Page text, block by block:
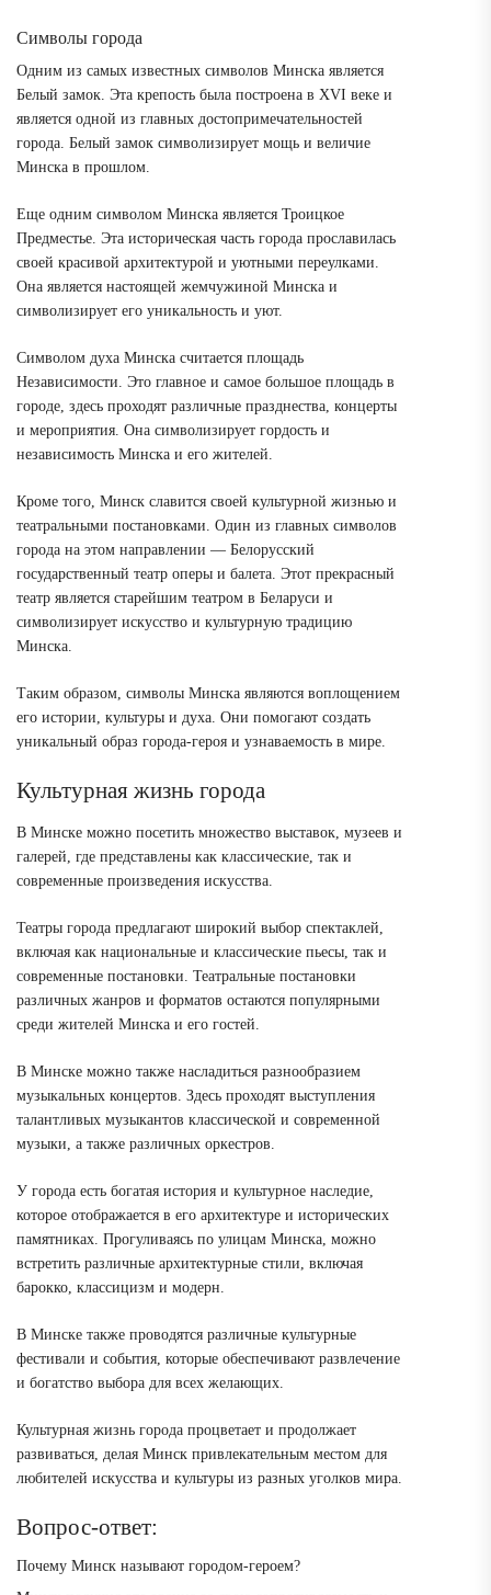
Символы города
Одним из самых известных символов Минска является
Белый замок. Эта крепость была построена в XVI веке и
является одной из главных достопримечательностей
города. Белый замок символизирует мощь и величие
Минска в прошлом.
Еще одним символом Минска является Троицкое
Предместье. Эта историческая часть города прославилась
своей красивой архитектурой и уютными переулками.
Она является настоящей жемчужиной Минска и
символизирует его уникальность и уют.
Символом духа Минска считается площадь
Независимости. Это главное и самое большое площадь в
городе, здесь проходят различные празднества, концерты
и мероприятия. Она символизирует гордость и
независимость Минска и его жителей.
Кроме того, Минск славится своей культурной жизнью и
театральными постановками. Один из главных символов
города на этом направлении — Белорусский
государственный театр оперы и балета. Этот прекрасный
театр является старейшим театром в Беларуси и
символизирует искусство и культурную традицию
Минска.
Таким образом, символы Минска являются воплощением
его истории, культуры и духа. Они помогают создать
уникальный образ города-героя и узнаваемость в мире.
Культурная жизнь города
В Минске можно посетить множество выставок, музеев и
галерей, где представлены как классические, так и
современные произведения искусства.
Театры города предлагают широкий выбор спектаклей,
включая как национальные и классические пьесы, так и
современные постановки. Театральные постановки
различных жанров и форматов остаются популярными
среди жителей Минска и его гостей.
В Минске можно также насладиться разнообразием
музыкальных концертов. Здесь проходят выступления
талантливых музыкантов классической и современной
музыки, а также различных оркестров.
У города есть богатая история и культурное наследие,
которое отображается в его архитектуре и исторических
памятниках. Прогуливаясь по улицам Минска, можно
встретить различные архитектурные стили, включая
барокко, классицизм и модерн.
В Минске также проводятся различные культурные
фестивали и события, которые обеспечивают развлечение
и богатство выбора для всех желающих.
Культурная жизнь города процветает и продолжает
развиваться, делая Минск привлекательным местом для
любителей искусства и культуры из разных уголков мира.
Вопрос-ответ:
Почему Минск называют городом-героем?